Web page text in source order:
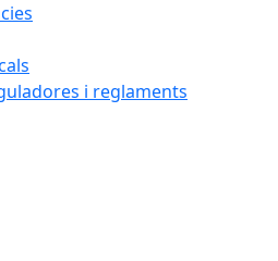
i reglaments